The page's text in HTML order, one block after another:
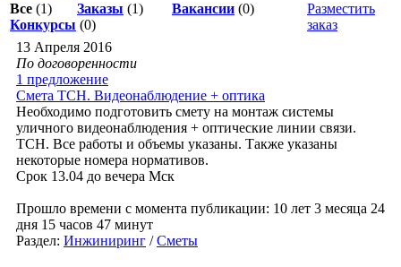
Все (1) Заказы (1) Вакансии (0)
Конкурсы (0)
Разместить
заказ
13 Апреля 2016
По договоренности
1 предложение
Смета ТСН. Видеонаблюдение + оптика
Необходимо подготовить смету на монтаж системы
уличного видеонаблюдения + оптические линии связи.
ТСН. Все работы и объемы указаны. Также указаны
некоторые номера нормативов.
Срок 13.04 до вечера Мск
Прошло времени с момента публикации: 10 лет 3 месяца 24
дня 15 часов 47 минут
Раздел: Инжиниринг /Сметы